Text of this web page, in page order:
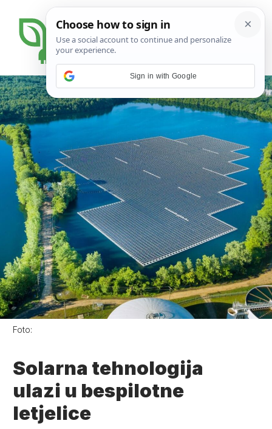
Foto:
Solarna tehnologija
ulazi u bespilotne
letjelice
Sign in with Google